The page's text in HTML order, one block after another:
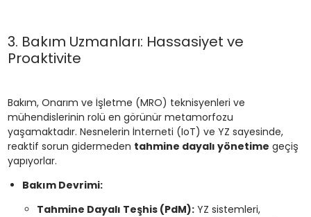
3. Bakım Uzmanları: Hassasiyet ve
Proaktivite
Bakım, Onarım ve İşletme (MRO) teknisyenleri ve
mühendislerinin rolü en görünür metamorfozu
yaşamaktadır. Nesnelerin İnterneti (IoT) ve YZ sayesinde,
reaktif sorun gidermeden tahmine dayalı yönetime geçiş
yapıyorlar.
Bakım Devrimi:
Tahmine Dayalı Teşhis (PdM):YZ sistemleri,